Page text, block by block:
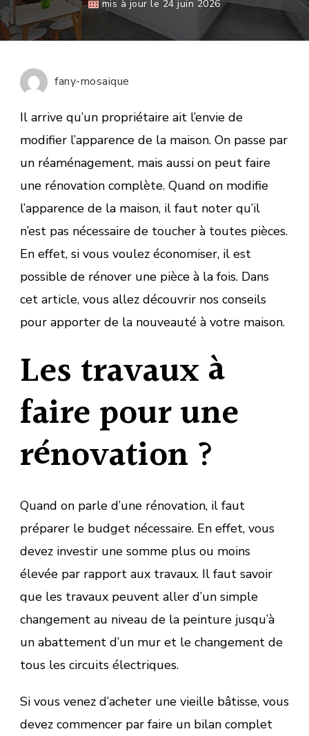
mis à jour le 24 juin 2026
fany-mosaique
Il arrive qu’un propriétaire ait l’envie de
modifier l’apparence de la maison. On passe par
un réaménagement, mais aussi on peut faire
une rénovation complète. Quand on modifie
l’apparence de la maison, il faut noter qu’il
n’est pas nécessaire de toucher à toutes pièces.
En effet, si vous voulez économiser, il est
possible de rénover une pièce à la fois. Dans
cet article, vous allez découvrir nos conseils
pour apporter de la nouveauté à votre maison.
Les travaux à
faire pour une
rénovation ?
Quand on parle d’une rénovation, il faut
préparer le budget nécessaire. En effet, vous
devez investir une somme plus ou moins
élevée par rapport aux travaux. Il faut savoir
que les travaux peuvent aller d’un simple
changement au niveau de la peinture jusqu’à
un abattement d’un mur et le changement de
tous les circuits électriques.
Si vous venez d’acheter une vieille bâtisse, vous
devez commencer par faire un bilan complet